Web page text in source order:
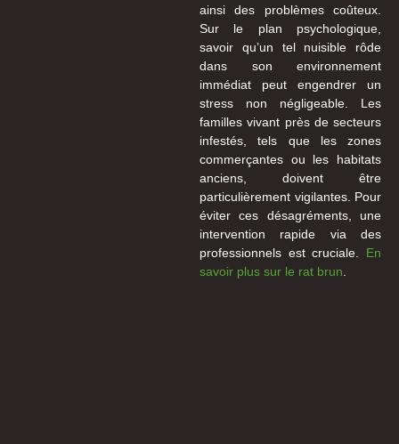
ainsi des problèmes coûteux.
Sur le plan psychologique,
savoir qu’un tel nuisible rôde
dans son environnement
immédiat peut engendrer un
stress non négligeable. Les
familles vivant près de secteurs
infestés, tels que les zones
commerçantes ou les habitats
anciens, doivent être
particulièrement vigilantes. Pour
éviter ces désagréments, une
intervention rapide via des
professionnels est cruciale. En
savoir plus sur le rat brun.